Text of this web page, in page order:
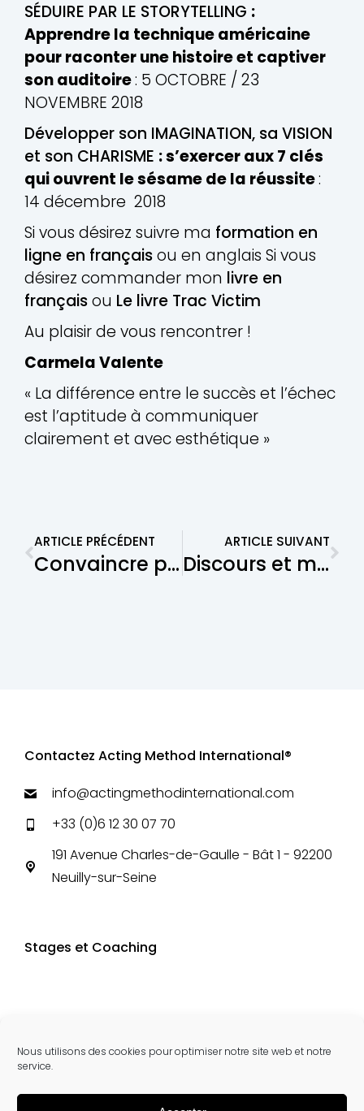
Nous utilisons des cookies pour optimiser notre site web et notre
service.
SÉDUIRE PAR LE STORYTELLING :
Apprendre la technique américaine
pour raconter une histoire et captiver
son auditoire: 5 OCTOBRE / 23
NOVEMBRE 2018
Développer son IMAGINATION, sa VISION
et son CHARISME : s’exercer aux 7 clés
qui ouvrent le sésame de la réussite:
14 décembre 2018
Si vous désirez suivre ma formation en
ligne en françaisou en anglais Si vous
désirez commander mon livre en
françaisou Le livre Trac Victim
Au plaisir de vous rencontrer !
Carmela Valente
« La différence entre le succès et l’échec
est l’aptitude à communiquer
clairement et avec esthétique »
ARTICLE PRÉCÉDENT
Convaincre par le Storytelling
ARTICLE SUIVANT
Discours et mini-jupe
Contactez Acting Method International®
info@actingmethodinternational.com
+33 (0)6 12 30 07 70
191 Avenue Charles-de-Gaulle - Bât 1 - 92200
Neuilly-sur-Seine
Stages et Coaching